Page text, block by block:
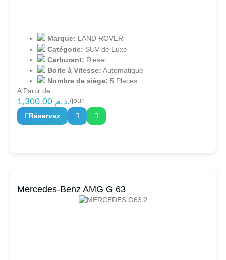
Marque: LAND ROVER
Catégorie: SUV de Luxe
Carburant: Diesel
Boite à Vitesse: Automatique
Nombre de siège: 5 Places
A Partir de
1,300.00 د.م./jour
Réservez
Mercedes-Benz AMG G 63